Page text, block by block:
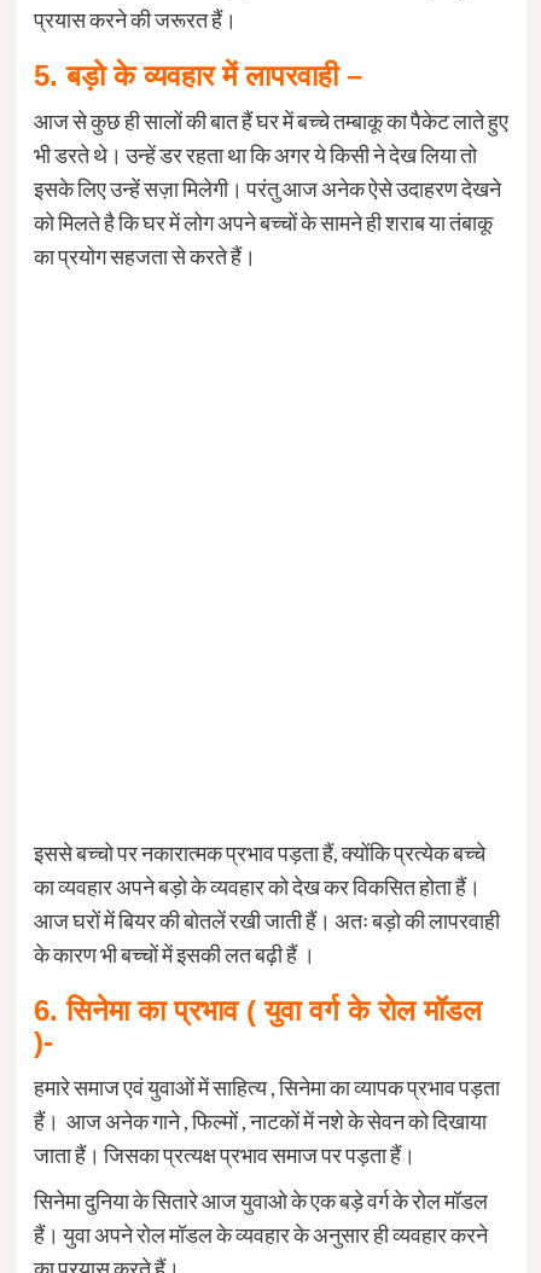
प्रयास करने की जरूरत हैं।
5. बड़ो के व्यवहार में लापरवाही –
आज से कुछ ही सालों की बात हैं घर में बच्चे तम्बाकू का पैकेट लाते हुए
भी डरते थे। उन्हें डर रहता था कि अगर ये किसी ने देख लिया तो
इसके लिए उन्हें सज़ा मिलेगी। परंतु आज अनेक ऐसे उदाहरण देखने
को मिलते है कि घर में लोग अपने बच्चों के सामने ही शराब या तंबाकू
का प्रयोग सहजता से करते हैं।
इससे बच्चो पर नकारात्मक प्रभाव पड़ता हैं, क्योंकि प्रत्येक बच्चे
का व्यवहार अपने बड़ो के व्यवहार को देख कर विकसित होता हैं।
आज घरों में बियर की बोतलें रखी जाती हैं। अतः बड़ो की लापरवाही
के कारण भी बच्चों में इसकी लत बढ़ी हैं ।
6. सिनेमा का प्रभाव ( युवा वर्ग के रोल मॉडल
)-
हमारे समाज एवं युवाओं में साहित्य , सिनेमा का व्यापक प्रभाव पड़ता
हैं। आज अनेक गाने , फिल्मों , नाटकों में नशे के सेवन को दिखाया
जाता हैं। जिसका प्रत्यक्ष प्रभाव समाज पर पड़ता हैं।
सिनेमा दुनिया के सितारे आज युवाओ के एक बड़े वर्ग के रोल मॉडल
हैं। युवा अपने रोल मॉडल के व्यवहार के अनुसार ही व्यवहार करने